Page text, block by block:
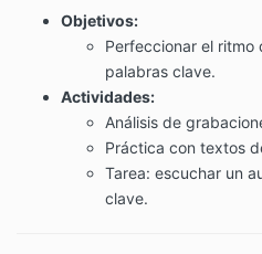
Objetivos:
Perfeccionar el
palabras clave.
Actividades:
Análisis de
Práctica con textos
Tarea: escuchar un
clave.